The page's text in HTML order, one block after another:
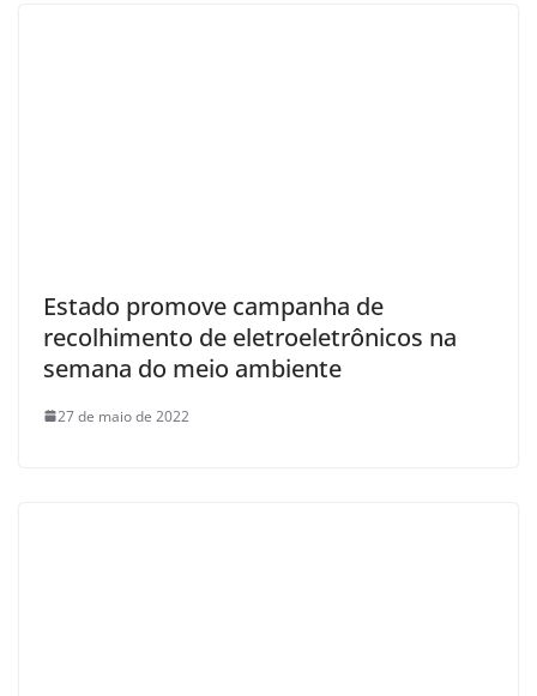
Estado promove campanha de
recolhimento de eletroeletrônicos na
semana do meio ambiente
27 de maio de 2022